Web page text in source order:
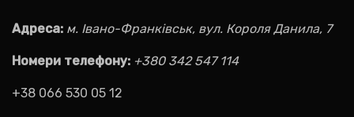
Адреса: м. Івано-Франківськ, вул. Короля Данила, 7
Номери телефону: +380 342 547 114
+38 066 530 05 12